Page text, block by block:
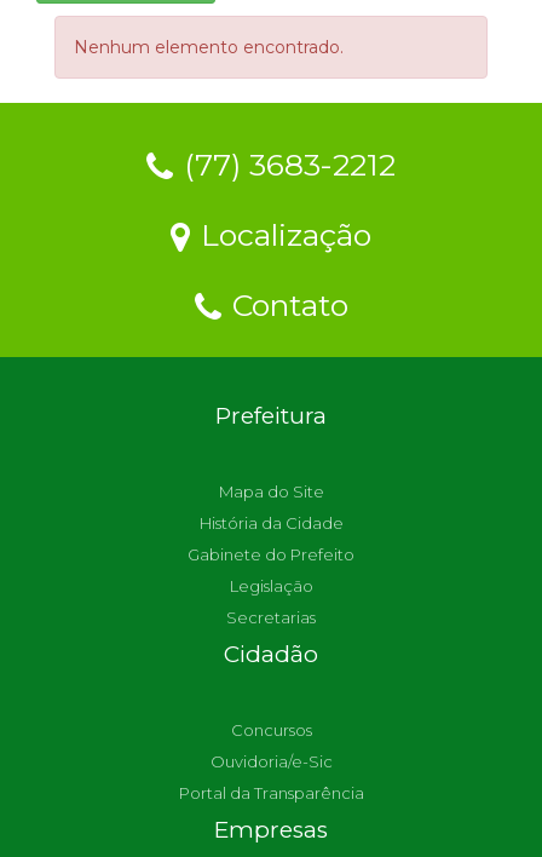
Nenhum elemento encontrado.
(77) 3683-2212
Localização
Contato
Prefeitura
Mapa do Site
História da Cidade
Gabinete do Prefeito
Legislação
Secretarias
Cidadão
Concursos
Ouvidoria/e-Sic
Portal da Transparência
Empresas